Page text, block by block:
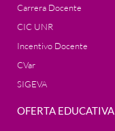
Carrera Docente
CIC UNR
Incentivo Docente
CVar
SIGEVA
OFERTA EDUCATIVA